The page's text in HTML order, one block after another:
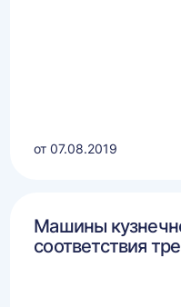
от 07.08.2019
Машины
соответствия